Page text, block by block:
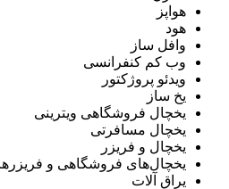
هواپز
هود
وافل ساز
وب کم کنفرانسی
ویدئو پروژکتور
یخ ساز
یخچال فروشگاهی ویترینی
یخچال مسافرتی
یخچال و فریزر
یخچال‌های فروشگاهی و
یراق آلات